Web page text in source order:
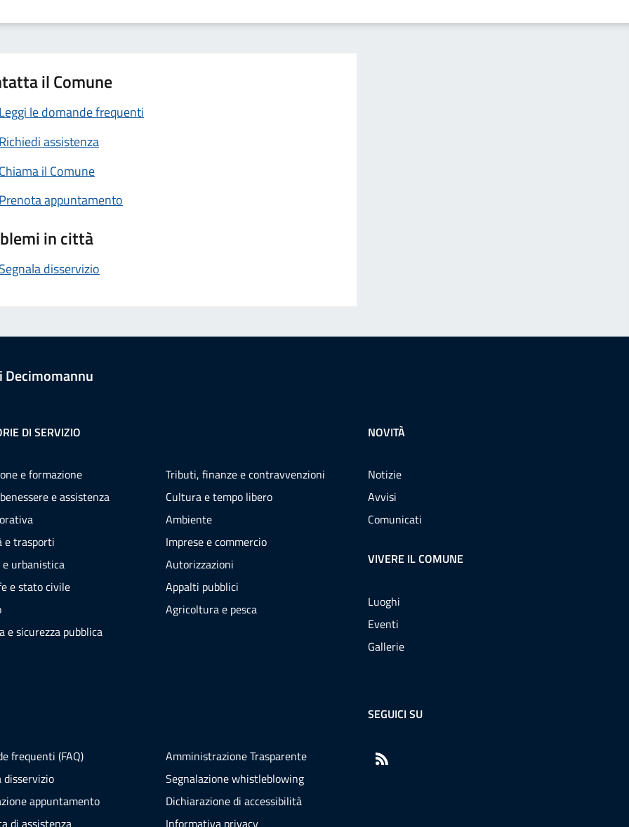
il Comune
Leggi le domande frequenti
Richiedi assistenza
Chiama il Comune
Prenota appuntamento
in città
Segnala disservizio
Decimomannu
DI SERVIZIO
e formazione
e assistenza
e trasporti
e urbanistica
e stato civile
e sicurezza pubblica
Tributi, finanze e contravvenzioni
Cultura e tempo libero
Ambiente
Imprese e commercio
Autorizzazioni
Appalti pubblici
Agricoltura e pesca
NOVITÀ
Notizie
Avvisi
Comunicati
VIVERE IL COMUNE
Luoghi
Eventi
Gallerie
frequenti (FAQ)
disservizio
appuntamento
Amministrazione Trasparente
Segnalazione whistleblowing
Dichiarazione di accessibilità
SEGUICI SU